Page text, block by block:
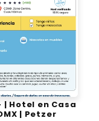
| Hotel en Casa
| Petzer